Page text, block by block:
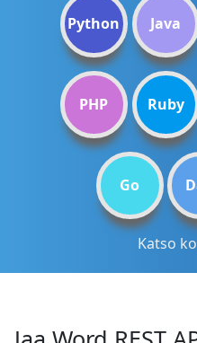
Python Java
PHP Ruby
Go
Katso